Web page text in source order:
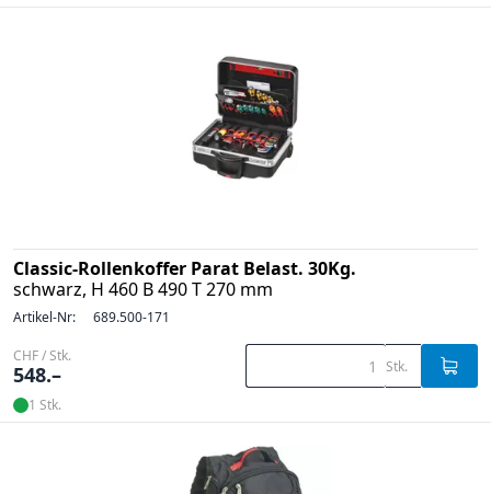
Classic-Rollenkoffer Parat Belast. 30Kg.
schwarz, H 460 B 490 T 270 mm
Artikel-Nr: 689.500-171
CHF / Stk.
548.– Stk.
1 Stk.